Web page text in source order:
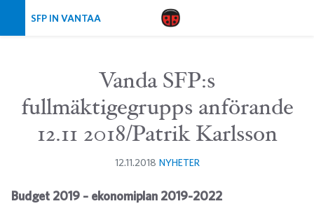
SFP IN VANTAA
Vanda SFP:s
fullmäktigegrupps anförande
12.11 2018/Patrik Karlsson
12.11.2018 NYHETER
Budget 2019 – ekonomiplan 2019-2022